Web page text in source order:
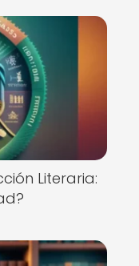
Literaria: